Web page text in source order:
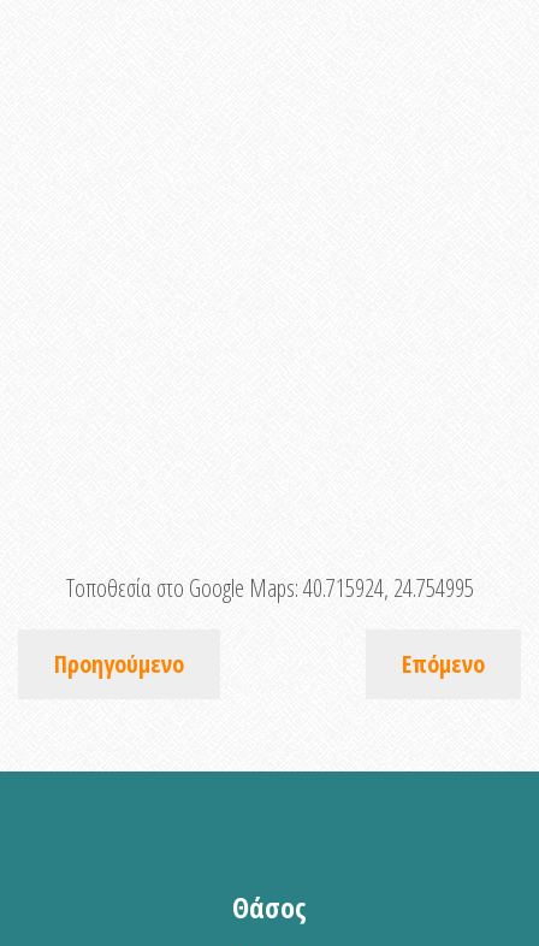
Τοποθεσία στο Google Maps:40.715924, 24.754995
Προηγούμενο Επόμενο
Θάσος